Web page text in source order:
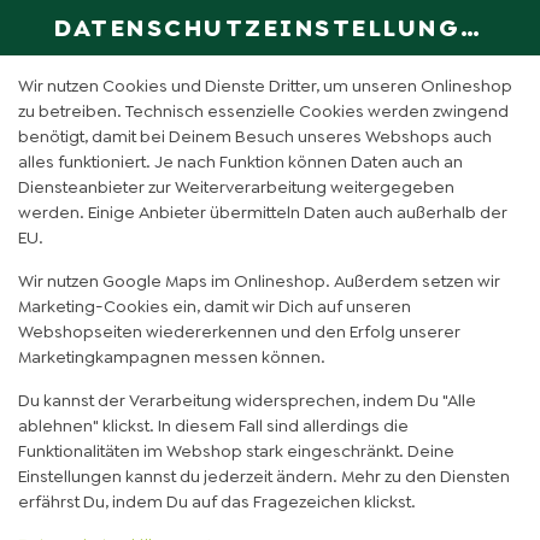
DATENSCHUTZEINSTELLUNGEN
Wir nutzen Cookies und Dienste Dritter, um unseren Onlineshop
zu betreiben. Technisch essenzielle Cookies werden zwingend
benötigt, damit bei Deinem Besuch unseres Webshops auch
alles funktioniert. Je nach Funktion können Daten auch an
Diensteanbieter zur Weiterverarbeitung weitergegeben
werden. Einige Anbieter übermitteln Daten auch außerhalb der
EU.
Wir nutzen Google Maps im Onlineshop. Außerdem setzen wir
Marketing-Cookies ein, damit wir Dich auf unseren
Webshopseiten wiedererkennen und den Erfolg unserer
Marketingkampagnen messen können.
Du kannst der Verarbeitung widersprechen, indem Du "Alle
ablehnen" klickst. In diesem Fall sind allerdings die
Funktionalitäten im Webshop stark eingeschränkt. Deine
Einstellungen kannst du jederzeit ändern. Mehr zu den Diensten
erfährst Du, indem Du auf das Fragezeichen klickst.
DE
JULIUS CAESAR REIS